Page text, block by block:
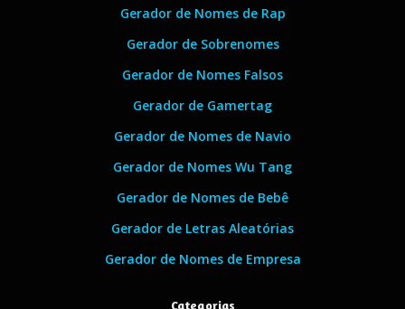
Gerador de Nomes de Rap
Gerador de Sobrenomes
Gerador de Nomes Falsos
Gerador de Gamertag
Gerador de Nomes de Navio
Gerador de Nomes Wu Tang
Gerador de Nomes de Bebê
Gerador de Letras Aleatórias
Gerador de Nomes de Empresa
Categorias